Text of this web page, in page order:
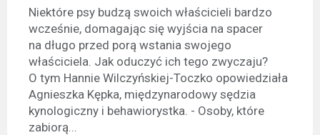
Niektóre psy budzą swoich właścicieli bardzo
wcześnie, domagając się wyjścia na spacer
na długo przed porą wstania swojego
właściciela. Jak oduczyć ich tego zwyczaju?
O tym Hannie Wilczyńskiej-Toczko opowiedziała
Agnieszka Kępka, międzynarodowy sędzia
kynologiczny i behawiorystka. - Osoby, które
zabiorą...